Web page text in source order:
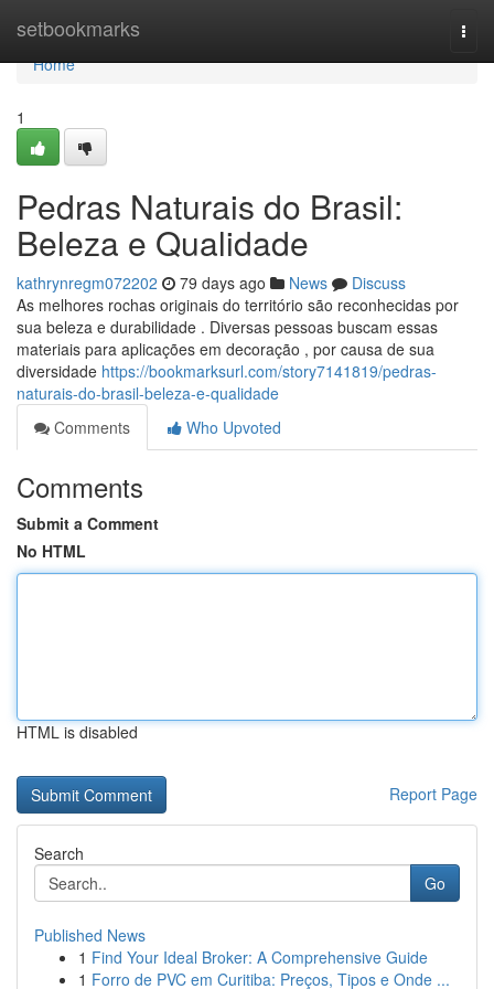
setbookmarks
Home
Home
1
Pedras Naturais do Brasil:
Beleza e Qualidade
kathrynregm072202 79 days ago News
Discuss
As melhores rochas originais do território são reconhecidas por
sua beleza e durabilidade . Diversas pessoas buscam essas
materiais para aplicações em decoração , por causa de sua
diversidade https://bookmarksurl.com/story7141819/pedras-
naturais-do-brasil-beleza-e-qualidade
Comments
Who Upvoted
Comments
Submit a Comment
No HTML
HTML is disabled
Report Page
Search
Go
Published News
1 Find Your Ideal Broker: A Comprehensive Guide
1 Forro de PVC em Curitiba: Preços, Tipos e Onde ...